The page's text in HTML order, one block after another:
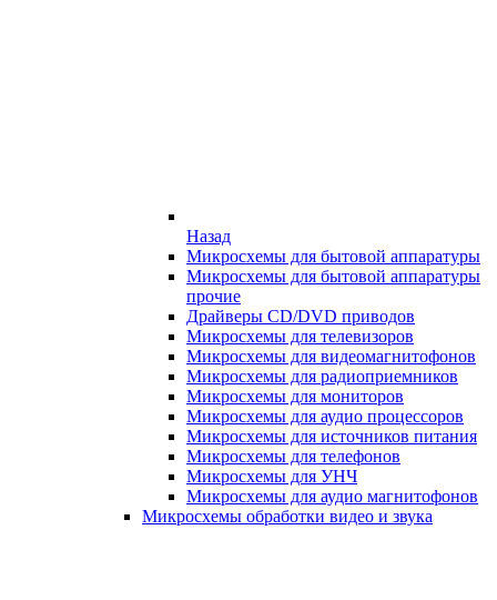
Назад
Микросхемы для бытовой аппаратуры
Микросхемы для бытовой аппаратуры
прочие
Драйверы CD/DVD приводов
Микросхемы для телевизоров
Микросхемы для видеомагнитофонов
Микросхемы для радиоприемников
Микросхемы для мониторов
Микросхемы для аудио процессоров
Микросхемы для источников питания
Микросхемы для телефонов
Микросхемы для УНЧ
Микросхемы для аудио магнитофонов
Микросхемы обработки видео и звука